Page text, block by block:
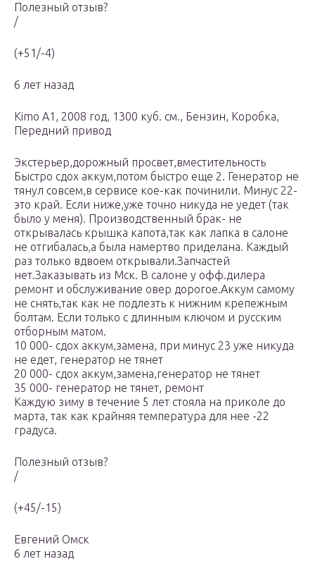
Полезный отзыв?
/
(+51/-4)
6 лет назад
Kimo A1, 2008 год, 1300 куб. см., Бензин, Коробка,
Передний привод
Экстерьер,дорожный просвет,вместительность
Быстро сдох аккум,потом быстро еще 2. Генератор не
тянул совсем,в сервисе кое-как починили. Минус 22-
это край. Если ниже,уже точно никуда не уедет (так
было у меня). Производственный брак- не
открывалась крышка капота,так как лапка в салоне
не отгибалась,а была намертво приделана. Каждый
раз только вдвоем открывали.Запчастей
нет.Заказывать из Мск. В салоне у офф.дилера
ремонт и обслуживание овер дорогое.Аккум самому
не снять,так как не подлезть к нижним крепежным
болтам. Если только с длинным ключом и русским
отборным матом.
10 000- сдох аккум,замена, при минус 23 уже никуда
не едет, генератор не тянет
20 000- сдох аккум,замена,генератор не тянет
35 000- генератор не тянет, ремонт
Каждую зиму в течение 5 лет стояла на приколе до
марта, так как крайняя температура для нее -22
градуса.
Полезный отзыв?
/
(+45/-15)
Евгений Омск
6 лет назад